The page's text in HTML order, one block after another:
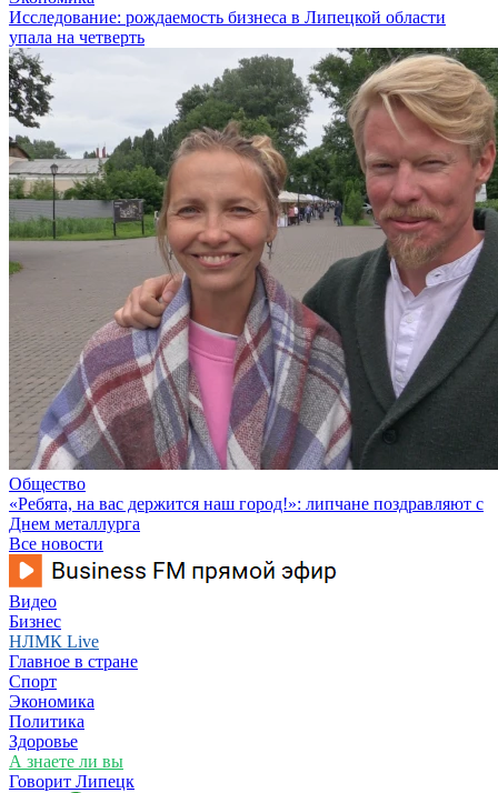
Исследование: рождаемость бизнеса в Липецкой области
упала на четверть
Общество
«Ребята, на вас держится наш город!»: липчане поздравляют с
Днем металлурга
Все новости
Видео
Бизнес
НЛМК Live
Главное в стране
Спорт
Экономика
Политика
Здоровье
А знаете ли вы
Говорит Липецк